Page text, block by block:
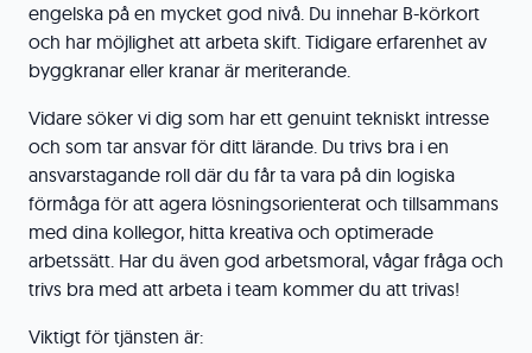
engelska på en mycket god nivå. Du innehar B-körkort
och har möjlighet att arbeta skift. Tidigare erfarenhet av
byggkranar eller kranar är meriterande.
Vidare söker vi dig som har ett genuint tekniskt intresse
och som tar ansvar för ditt lärande. Du trivs bra i en
ansvarstagande roll där du får ta vara på din logiska
förmåga för att agera lösningsorienterat och tillsammans
med dina kollegor, hitta kreativa och optimerade
arbetssätt. Har du även god arbetsmoral, vågar fråga och
trivs bra med att arbeta i team kommer du att trivas!
Viktigt för tjänsten är: